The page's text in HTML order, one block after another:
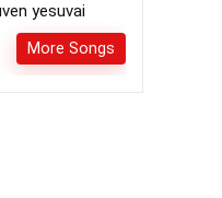
yesuvai
More Songs